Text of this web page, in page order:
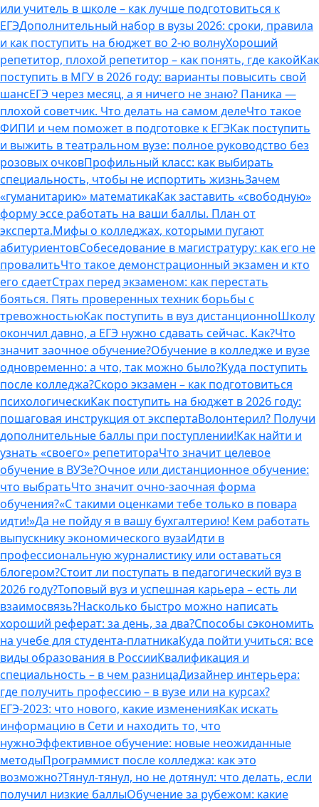
или учитель в школе – как лучше подготовиться к
ЕГЭДополнительный набор в вузы 2026: сроки, правила
и как поступить на бюджет во 2‑ю волнуХороший
репетитор, плохой репетитор – как понять, где какойКак
поступить в МГУ в 2026 году: варианты повысить свой
шансЕГЭ через месяц, а я ничего не знаю? Паника —
плохой советчик. Что делать на самом делеЧто такое
ФИПИ и чем поможет в подготовке к ЕГЭКак поступить
и выжить в театральном вузе: полное руководство без
розовых очковПрофильный класс: как выбирать
специальность, чтобы не испортить жизньЗачем
«гуманитарию» математикаКак заставить «свободную»
форму эссе работать на ваши баллы. План от
эксперта.Мифы о колледжах, которыми пугают
абитуриентовСобеседование в магистратуру: как его не
провалитьЧто такое демонстрационный экзамен и кто
его сдаетСтрах перед экзаменом: как перестать
бояться. Пять проверенных техник борьбы с
тревожностьюКак поступить в вуз дистанционноШколу
окончил давно, а ЕГЭ нужно сдавать сейчас. Как?Что
значит заочное обучение?Обучение в колледже и вузе
одновременно: а что, так можно было?Куда поступить
после колледжа?Скоро экзамен – как подготовиться
психологическиКак поступить на бюджет в 2026 году:
пошаговая инструкция от экспертаВолонтерил? Получи
дополнительные баллы при поступлении!Как найти и
узнать «своего» репетитораЧто значит целевое
обучение в ВУЗе?Очное или дистанционное обучение:
что выбратьЧто значит очно-заочная форма
обучения?«С такими оценками тебе только в повара
идти!»Да не пойду я в вашу бухгалтерию! Кем работать
выпускнику экономического вузаИдти в
профессиональную журналистику или оставаться
блогером?Стоит ли поступать в педагогический вуз в
2026 году?Топовый вуз и успешная карьера – есть ли
взаимосвязь?Насколько быстро можно написать
хороший реферат: за день, за два?Способы сэкономить
на учебе для студента-платникаКуда пойти учиться: все
виды образования в РоссииКвалификация и
специальность – в чем разницаДизайнер интерьера:
где получить профессию – в вузе или на курсах?
ЕГЭ-2023: что нового, какие измененияКак искать
информацию в Сети и находить то, что
нужноЭффективное обучение: новые неожиданные
методыПрограммист после колледжа: как это
возможно?Тянул-тянул, но не дотянул: что делать, если
получил низкие баллыОбучение за рубежом: какие